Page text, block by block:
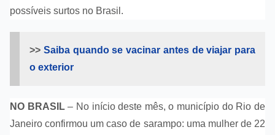
possíveis surtos no Brasil.
>> Saiba quando se vacinar antes de viajar para
o exterior
NO BRASIL– No início deste mês, o município do Rio de
Janeiro confirmou um caso de sarampo: uma mulher de 22